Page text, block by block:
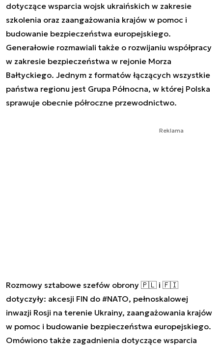
dotyczące wsparcia wojsk ukraińskich w zakresie
szkolenia oraz zaangażowania krajów w pomoc i
budowanie bezpieczeństwa europejskiego.
Generałowie rozmawiali także o rozwijaniu współpracy
w zakresie bezpieczeństwa w rejonie Morza
Bałtyckiego. Jednym z formatów łączących wszystkie
państwa regionu jest Grupa Północna, w której Polska
sprawuje obecnie półroczne przewodnictwo.
Reklama
Rozmowy sztabowe szefów obrony 🇵🇱 i 🇫🇮
dotyczyły: akcesji FIN do #NATO, pełnoskalowej
inwazji Rosji na terenie Ukrainy, zaangażowania krajów
w pomoc i budowanie bezpieczeństwa europejskiego.
Omówiono także zagadnienia dotyczące wsparcia